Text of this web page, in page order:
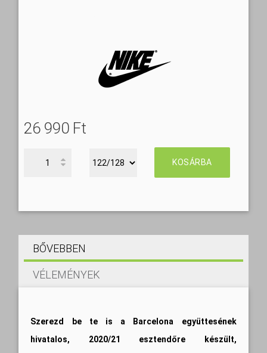
26 990 Ft‎
KOSÁRBA
BŐVEBBEN
VÉLEMÉNYEK
Szerezd be te is a Barcelona együttesének
hivatalos, 2020/21 esztendőre készült,